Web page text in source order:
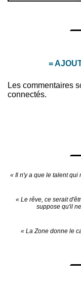
=
Les commentaires
connectés.
« Il n'y a que le talent qui
« Le rêve, ce serait
suppose qu'il
« La Zone donne le